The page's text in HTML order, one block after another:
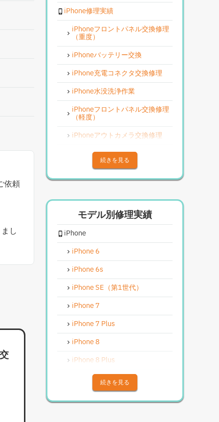
依頼
し
iPhone修理実績
iPhoneフロントパネル交換修理
（重度）
iPhoneバッテリー交換
iPhone充電コネクタ交換修理
iPhone水没洗浄作業
iPhoneフロントパネル交換修理
（軽度）
iPhoneアウトカメラ交換修理
iPhoneその他部品修理
iPhoneアウトカメラレンズ交換
修理
iPhone基板破損修理（重度）
iPhoneスピーカー関連修理
iPhoneカメラレンズガラス交換
修理
iPhoneインカメラ交換修理
iPhoneリンゴループ、システム
復旧
iPhone基板破損修理（軽度）
iPhoneバイブレータ交換修理
Android修理実績
Androidフロントパネル交換修理
Androidバッテリー交換
Android水没洗浄作業
続きを見る
モデル別修理実績
iPhone
iPhone 6
iPhone 6s
iPhone SE（第1世代）
iPhone 7
iPhone 7 Plus
iPhone 8
iPhone 8 Plus
iPhone X
続きを見る